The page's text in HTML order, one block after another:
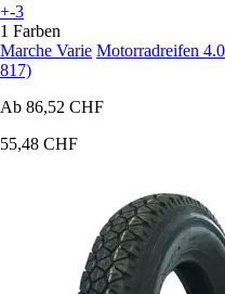
+-3
1 Farben
Marche Varie Motorradreifen
817)
Ab 86,52 CHF
55,48 CHF